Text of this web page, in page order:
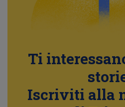
Ti
Iscriviti alla